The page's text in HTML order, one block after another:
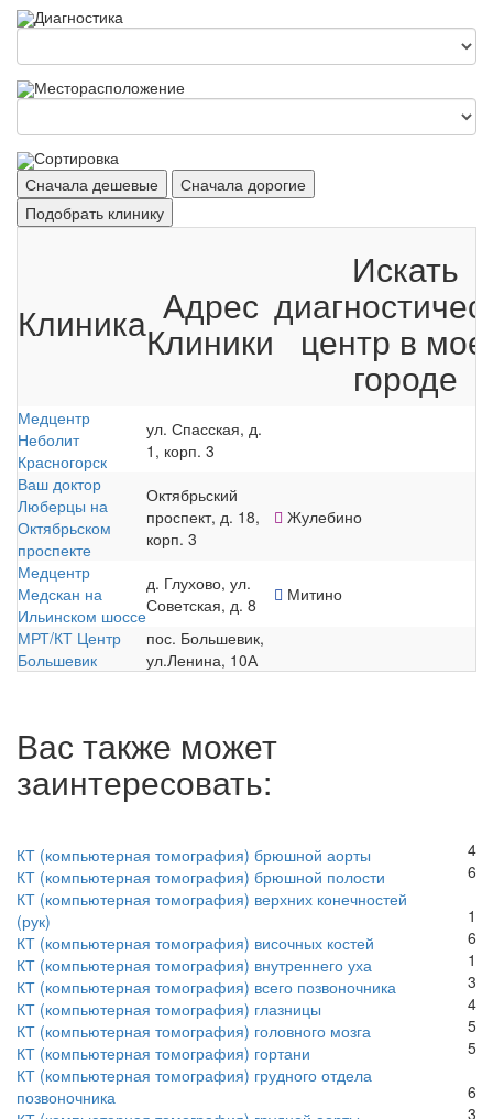
Диагностика
Месторасположение
Сортировка
Сначала дешевые
Сначала дорогие
Подобрать клинику
Клиника Адрес
Клиники
Искать
центр в
городе
Медцентр
Неболит
Красногорск
ул. Спасская, д.
1, корп. 3
Ваш доктор
Люберцы на
Октябрьском
проспекте
Октябрьский
проспект, д. 18,
корп. 3
Жулебино
Медцентр
Медскан на
Ильинском шоссе
д. Глухово, ул.
Советская, д. 8
Митино
МРТ/КТ Центр
Большевик
пос. Большевик,
ул.Ленина, 10А
Вас также может
заинтересовать:
4
КТ (компьютерная томография) брюшной аорты
6
КТ (компьютерная томография) брюшной полости
1
КТ (компьютерная томография) верхних конечностей
(рук)
6
КТ (компьютерная томография) височных костей
1
КТ (компьютерная томография) внутреннего уха
3
КТ (компьютерная томография) всего позвоночника
4
КТ (компьютерная томография) глазницы
5
КТ (компьютерная томография) головного мозга
5
КТ (компьютерная томография) гортани
6
КТ (компьютерная томография) грудного отдела
позвоночника
3